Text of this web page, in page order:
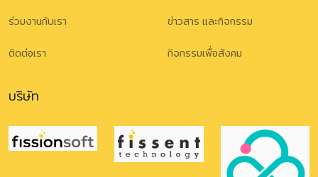
ร่วมงานกับเรา
ติดต่อเรา
ข่าวสาร และกิจกรรม
กิจกรรมเพื่อสังคม
บริษัท